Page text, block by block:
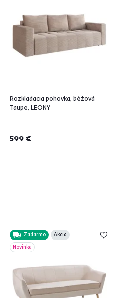
Rozkladacia pohovka, béžová
Taupe, LEONY
599 €
Zadarmo
Akcia
Novinka